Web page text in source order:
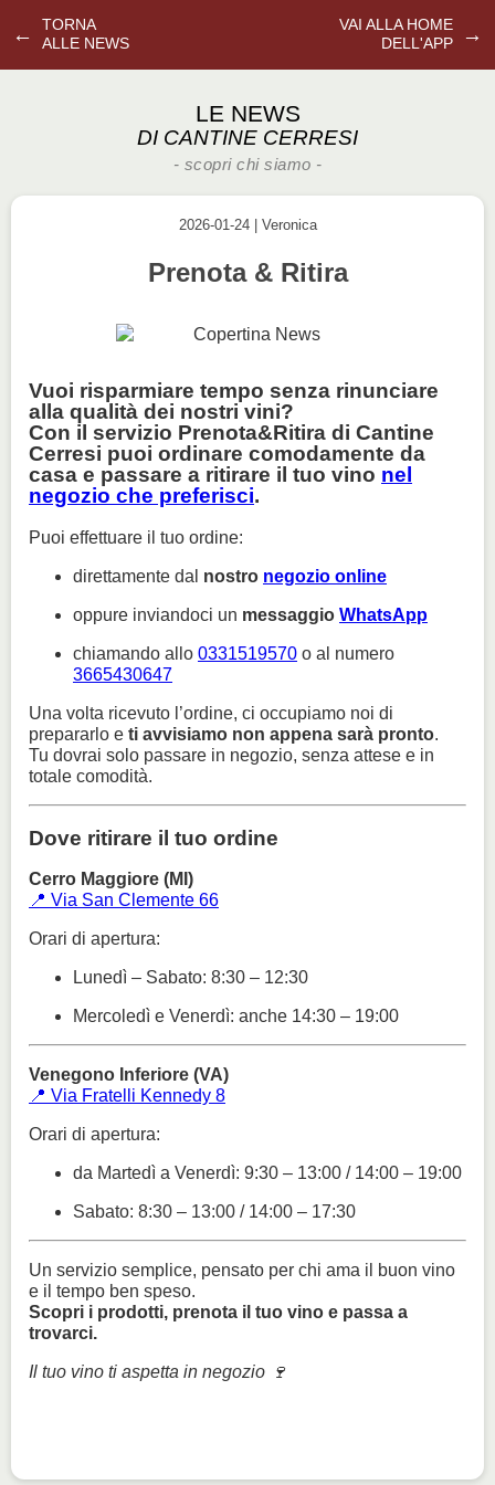
←
TORNA
ALLE NEWS
VAI ALLA HOME
DELL'APP
→
LE NEWS
DI CANTINE CERRESI
- scopri chi siamo -
2026-01-24 | Veronica
Prenota & Ritira
Vuoi risparmiare tempo senza rinunciare
alla qualità dei nostri vini?
Con il servizio Prenota&Ritira di Cantine
Cerresi puoi ordinare comodamente da
casa e passare a ritirare il tuo vino nel
negozio che preferisci.
Puoi effettuare il tuo ordine:
direttamente dal nostro negozio online
oppure inviandoci un messaggio WhatsApp
chiamando allo 0331519570 o al numero
3665430647
Una volta ricevuto l’ordine, ci occupiamo noi di
prepararlo e ti avvisiamo non appena sarà pronto.
Tu dovrai solo passare in negozio, senza attese e in
totale comodità.
Dove ritirare il tuo ordine
Cerro Maggiore (MI)
📍 Via San Clemente 66
Orari di apertura:
Lunedì – Sabato: 8:30 – 12:30
Mercoledì e Venerdì: anche 14:30 – 19:00
Venegono Inferiore (VA)
📍 Via Fratelli Kennedy 8
Orari di apertura:
da Martedì a Venerdì: 9:30 – 13:00 / 14:00 – 19:00
Sabato: 8:30 – 13:00 / 14:00 – 17:30
Un servizio semplice, pensato per chi ama il buon vino
e il tempo ben speso.
Scopri i prodotti, prenota il tuo vino e passa a
trovarci.
Il tuo vino ti aspetta in negozio 🍷